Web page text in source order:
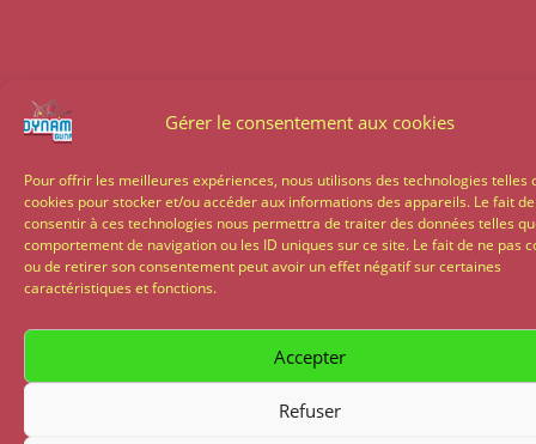
Gérer le consentement aux cookies
Pour offrir les meilleures expériences, nous utilisons des technologies telles
cookies pour stocker et/ou accéder aux informations des appareils. Le fait de
consentir à ces technologies nous permettra de traiter des données telles
comportement de navigation ou les ID uniques sur ce site. Le fait de ne pas
ou de retirer son consentement peut avoir un effet négatif sur certaines
caractéristiques et fonctions.
Accepter
Refuser